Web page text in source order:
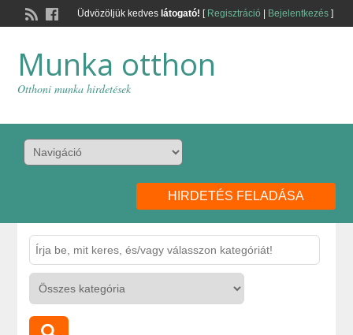
Üdvözöljük kedves látogató! [ Regisztráció Bejelentkezés]
Munka otthon
Otthoni munka hirdetések
HIRDETÉS FELADÁSA